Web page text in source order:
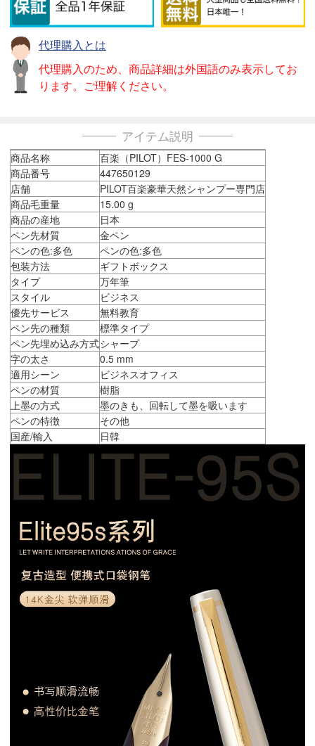
代理購入とは
代理購入のため、商品詳細は外国語のみ表示してお
ります。ご理解ください。
アイテム説明
商品名称
百楽（PILOT）FES-1000 G
商品番号
447650129
店舗
PILOT百楽豪華天然シャンプー専門店
商品毛重量
15.00 g
商品の産地
日本
ペン先材質
金ペン
ペンの色:多色
ペンの色:多色
包装方法
ギフトボックス
タイプ
万年筆
スタイル
ビジネス
優先サービス
無料教育
ペン先の種類
標準タイプ
ペン先埋め込み方式シャープ
字の太さ
0.5 mm
適用シーン
ビジネスオフィス
ペンの材質
樹脂
上墨の方式
墨のきも、回転して墨を吸います
ペンの特徴
その他
国産/輸入
日韓